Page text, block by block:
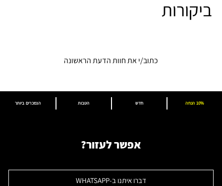
ביקורות
כתוב/י את חוות הדעת הראשונה
הנמכרים ביותר הטבות חדש 10% הנחה
אפשר לעזור?
דברו איתנו ב-WHATSAPP